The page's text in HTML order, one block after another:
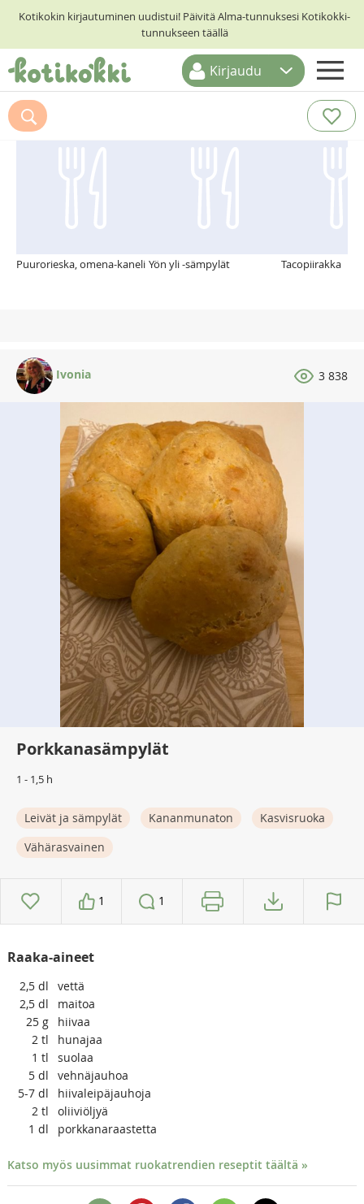
Kotikokin kirjautuminen uudistui! Päivitä Alma-tunnuksesi Kotikokki-
tunnukseen täällä
ETUSIVU
RESEPTIHAKU
Kirjaudu
Suosittelemme myös
Puurorieska, omena-kaneli Yön yli -sämpylät Tacopiirakka
Ivonia 3 838
Porkkanasämpylät
1 - 1,5 h
Leivät ja sämpylät Kananmunaton
Kasvisruoka
Vähärasvainen
1 1
Raaka-aineet
2,5 dl
vettä
2,5 dl
maitoa
25 g
hiivaa
2 tl
hunajaa
1 tl
suolaa
5 dl
vehnäjauhoa
5-7 dl
hiivaleipäjauhoja
2 tl
oliiviöljyä
1 dl porkkanaraastetta
Katso myös uusimmat ruokatrendien reseptit täältä »